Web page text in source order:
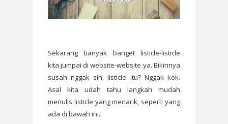
Sekarang banyak banget listicle-listicle
kita jumpai di website-website ya. Bikinnya
susah nggak sih, listicle itu? Nggak kok.
Asal kita udah tahu langkah mudah
menulis listicle yang menarik, seperti yang
ada di bawah ini.